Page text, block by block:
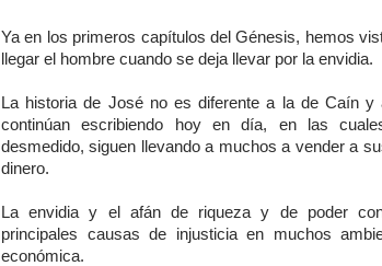
Ya en los primeros capítulos del Génesis, hemos
llegar el hombre cuando se deja llevar por la envidia.
La historia de José no es diferente a la de Caín
continúan escribiendo hoy en día, en las
desmedido, siguen llevando a muchos a vender a
dinero.
La envidia y el afán de riqueza y de poder
principales causas de injusticia en muchos
económica.